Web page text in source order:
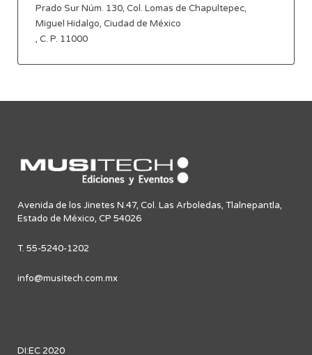
Prado Sur Núm. 130, Col. Lomas de Chapultepec,
Miguel Hidalgo, Ciudad de México
, C. P. 11000
Avenida de los Jinetes N.47, Col. Las Arboledas, Tlalnepantla,
Estado de México, CP 54026
T. 55-5240-1202
info@musitech.com.mx
DI:EC 2020